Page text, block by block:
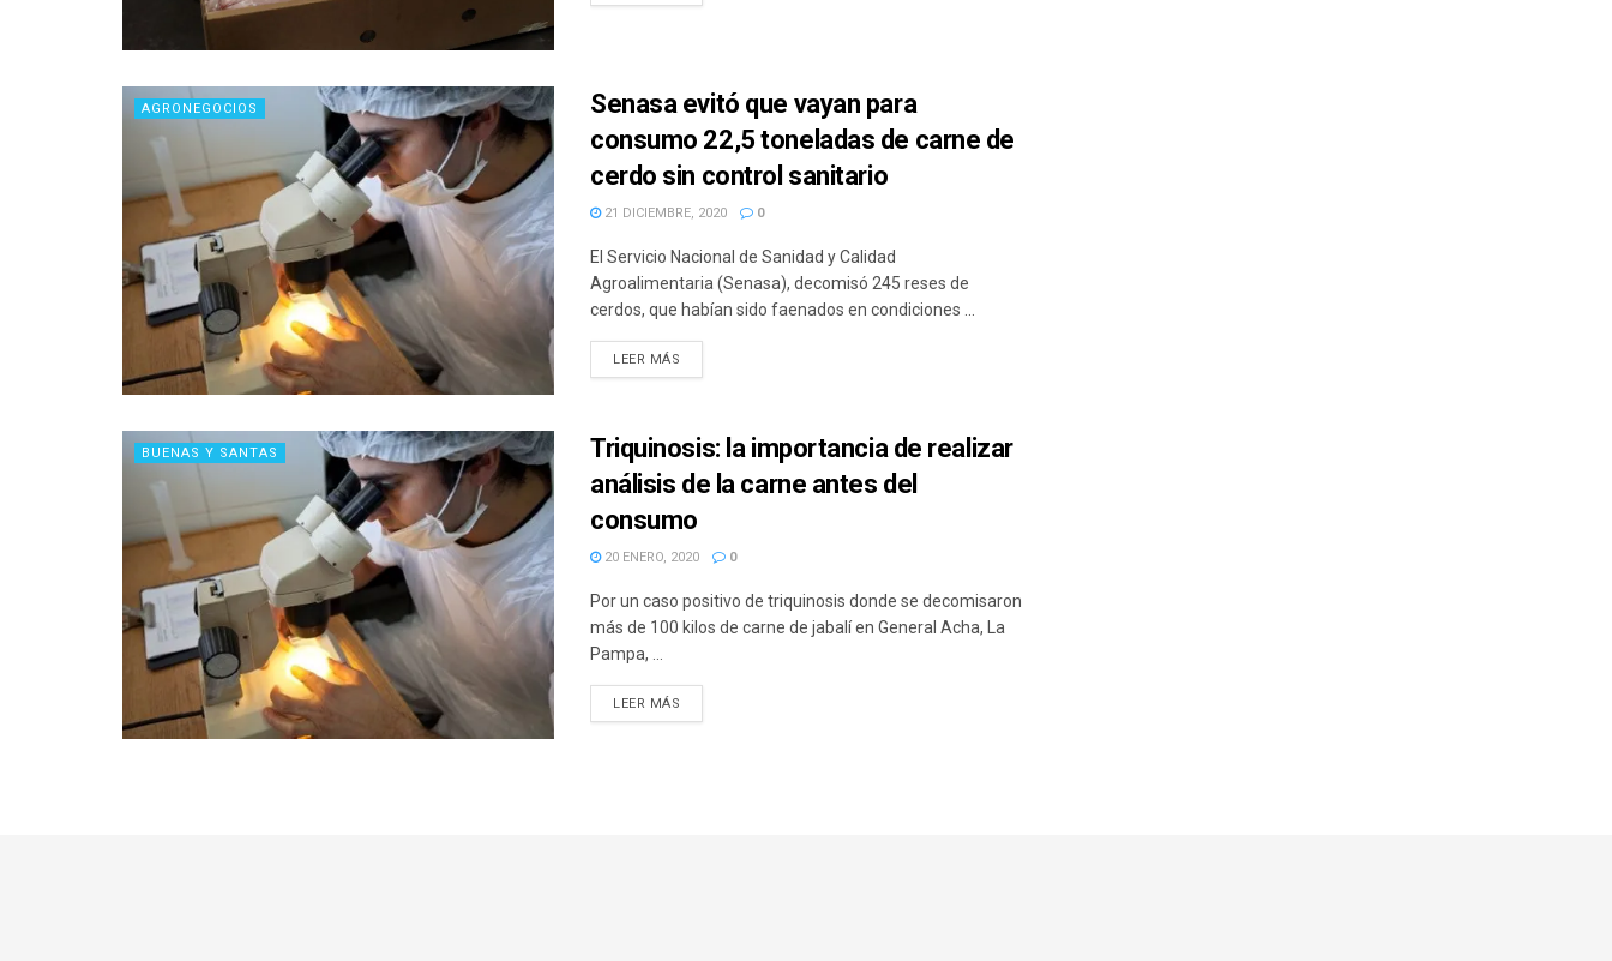
AGRONEGOCIOS
Senasa evitó que vayan para
consumo 22,5 toneladas de carne de
cerdo sin control sanitario
21 DICIEMBRE, 2020 0
El Servicio Nacional de Sanidad y Calidad
Agroalimentaria (Senasa), decomisó 245 reses de
cerdos, que habían sido faenados en condiciones ...
LEER MÁS
BUENAS Y SANTAS
Triquinosis: la importancia de realizar
análisis de la carne antes del
consumo
20 ENERO, 2020 0
Por un caso positivo de triquinosis donde se decomisaron
más de 100 kilos de carne de jabalí en General Acha, La
Pampa, ...
LEER MÁS